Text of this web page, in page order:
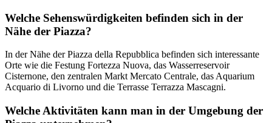
Welche Sehenswürdigkeiten befinden sich in der
Nähe der Piazza?
In der Nähe der Piazza della Repubblica befinden sich interessante
Orte wie die Festung Fortezza Nuova, das Wasserreservoir
Cisternone, den zentralen Markt Mercato Centrale, das Aquarium
Acquario di Livorno und die Terrasse Terrazza Mascagni.
Welche Aktivitäten kann man in der Umgebung der